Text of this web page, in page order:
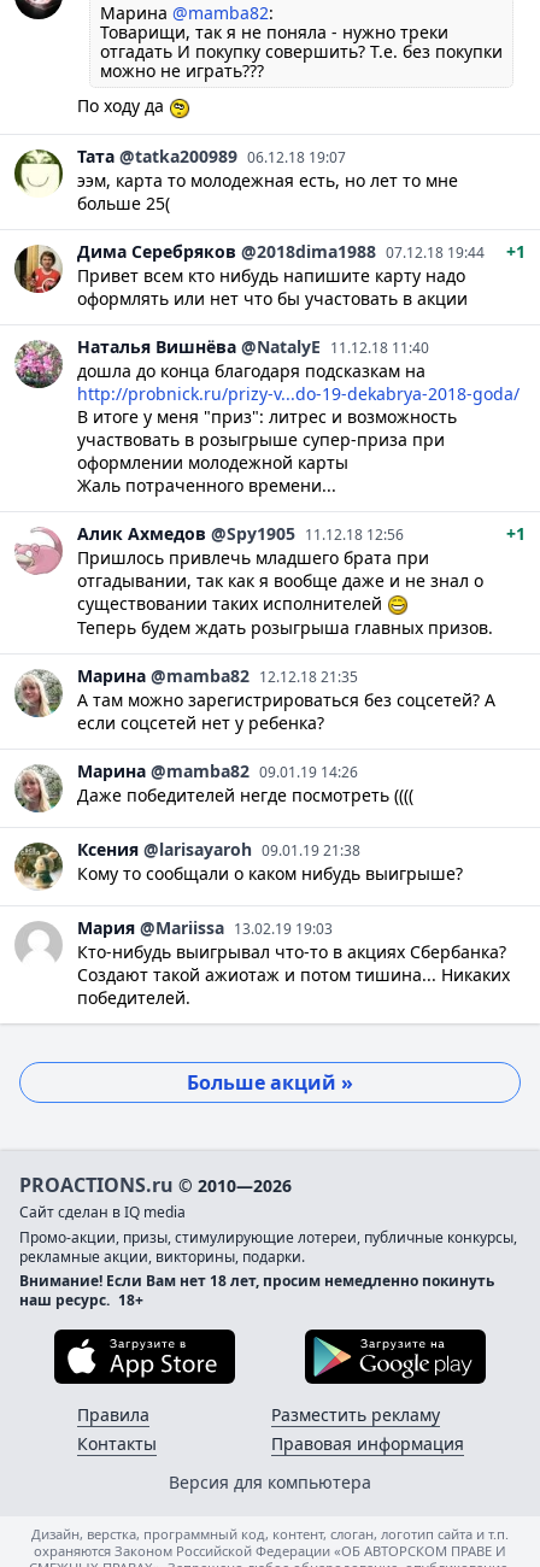
Марина @mamba82:
Товарищи, так я не поняла - нужно треки
отгадать И покупку совершить? Т.е. без покупки
можно не играть???
По ходу да
Тата @tatka200989 06.12.18 19:07
ээм, карта то молодежная есть, но лет то мне
больше 25(
Дима Серебряков @2018dima1988 07.12.18 19:44
+1
Привет всем кто нибудь напишите карту надо
оформлять или нет что бы участовать в акции
Наталья Вишнёва @NatalyE 11.12.18 11:40
дошла до конца благодаря подсказкам на
http://probnick.ru/prizy-v...do-19-dekabrya-2018-goda/
В итоге у меня "приз": литрес и возможность
участвовать в розыгрыше супер-приза при
оформлении молодежной карты
Жаль потраченного времени...
Алик Ахмедов @Spy1905 11.12.18 12:56
+1
Пришлось привлечь младшего брата при
отгадывании, так как я вообще даже и не знал о
существовании таких исполнителей
Теперь будем ждать розыгрыша главных призов.
Марина @mamba82 12.12.18 21:35
А там можно зарегистрироваться без соцсетей? А
если соцсетей нет у ребенка?
Марина @mamba82 09.01.19 14:26
Даже победителей негде посмотреть ((((
Ксения @larisayaroh 09.01.19 21:38
Кому то сообщали о каком нибудь выигрыше?
Мария @Mariissa 13.02.19 19:03
Кто-нибудь выигрывал что-то в акциях Сбербанка?
Создают такой ажиотаж и потом тишина... Никаких
победителей.
Больше акций »
PROACTIONS.ru © 2010—2026
Сайт сделан в IQ media
Промо-акции, призы, стимулирующие лотереи, публичные конкурсы,
рекламные акции, викторины, подарки.
Внимание! Если Вам нет 18 лет, просим немедленно покинуть
наш ресурс. 18+
Загрузите в App Store
Правила
Контакты
Разместить рекламу
Правовая информация
Версия для компьютера
Дизайн, верстка, программный код, контент, слоган, логотип сайта и т.п.
охраняются Законом Российской Федерации «ОБ АВТОРСКОМ ПРАВЕ И